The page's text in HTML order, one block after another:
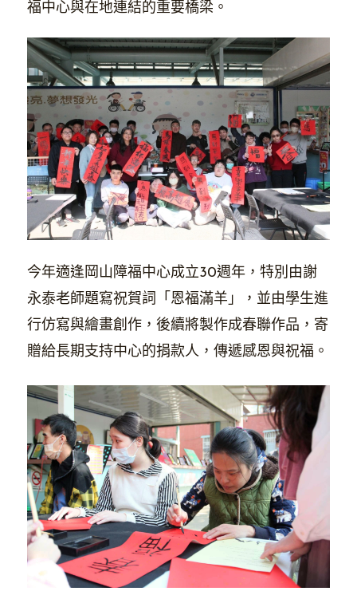
福中心與在地連結的重要橋梁。
今年適逢岡山障福中心成立30週年，特別由謝
永泰老師題寫祝賀詞「恩福滿羊」，並由學生進
行仿寫與繪畫創作，後續將製作成春聯作品，寄
贈給長期支持中心的捐款人，傳遞感恩與祝福。